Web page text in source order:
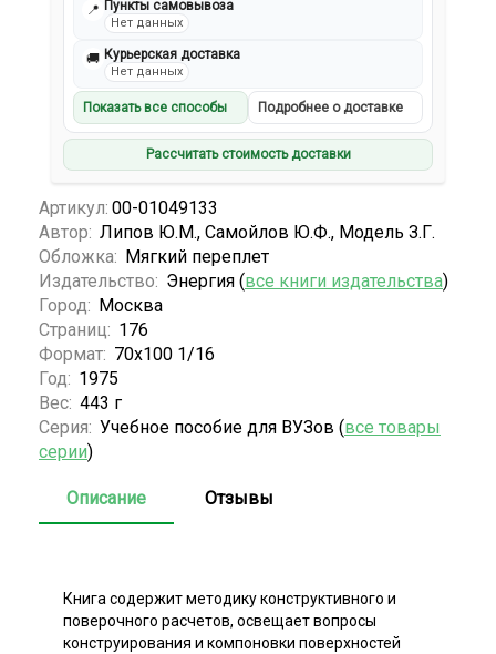
📍 Пункты самовывоза
Нет данных
🚚 Курьерская доставка
Нет данных
Показать все способы Подробнее о доставке
Рассчитать стоимость доставки
Артикул: 00-01049133
Автор: Липов Ю.М., Самойлов Ю.Ф., Модель З.Г.
Обложка: Мягкий переплет
Издательство: Энергия (все книги издательства)
Город: Москва
Страниц: 176
Формат: 70х100 1/16
Год: 1975
Вес: 443 г
Серия: Учебное пособие для ВУЗов (все товары
серии)
Описание Отзывы
Книга содержит методику конструктивного и
поверочного расчетов, освещает вопросы
конструирования и компоновки поверхностей